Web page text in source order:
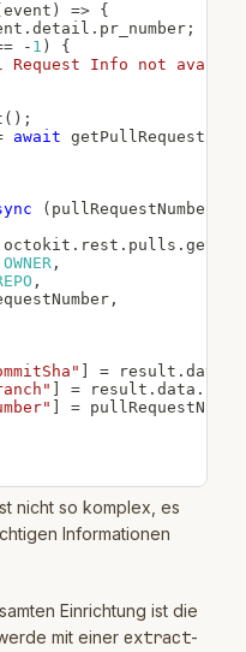
event ) =>
{
. detail . pr_number;
- 1 )
{
Request Info not
( ) ;
await getPullRequest
( pullRequestNumber
octokit . rest . pulls . get
OWNER,
,
,
= result . data
= result . data .
=
nicht so komplex, es
Informationen
Einrichtung ist die
mit einer extract-